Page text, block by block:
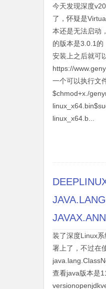
今天发现深度
了，怀疑是
本还是无法启动
的版本是3.0.1
安装上之后就可
https://
一个可以执行文
$chmod+x./
linux_x64.b...
装了深度Linux
署上了，不过在
查看java版本是